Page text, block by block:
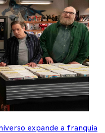
expande a franquia